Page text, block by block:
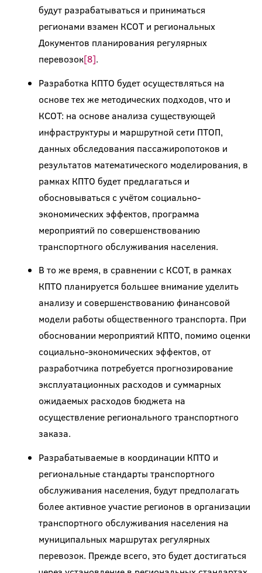
будут разрабатываться и приниматься
регионами взамен КСОТ и региональных
Документов планирования регулярных
перевозок[8].
Разработка КПТО будет осуществляться на
основе тех же методических подходов, что и
КСОТ: на основе анализа существующей
инфраструктуры и маршрутной сети ПТОП,
данных обследования пассажиропотоков и
результатов математического моделирования, в
рамках КПТО будет предлагаться и
обосновываться с учётом социально-
экономических эффектов, программа
мероприятий по совершенствованию
транспортного обслуживания населения.
В то же время, в сравнении с КСОТ, в рамках
КПТО планируется большее внимание уделить
анализу и совершенствованию финансовой
модели работы общественного транспорта. При
обосновании мероприятий КПТО, помимо оценки
социально-экономических эффектов, от
разработчика потребуется прогнозирование
эксплуатационных расходов и суммарных
ожидаемых расходов бюджета на
осуществление регионального транспортного
заказа.
Разрабатываемые в координации КПТО и
региональные стандарты транспортного
обслуживания населения, будут предполагать
более активное участие регионов в организации
транспортного обслуживания населения на
муниципальных маршрутах регулярных
перевозок. Прежде всего, это будет достигаться